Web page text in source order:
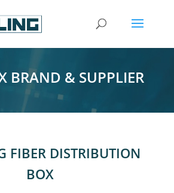
BRAND & SUPPLIER
FIBER DISTRIBUTION
BOX